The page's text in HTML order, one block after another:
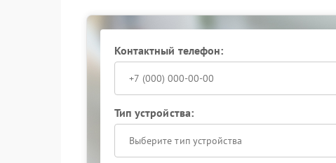
Контактный телефон:
Тип устройства:
Выберите тип устройства